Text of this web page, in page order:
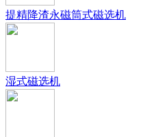
提精降渣永磁筒式磁选机
湿式磁选机